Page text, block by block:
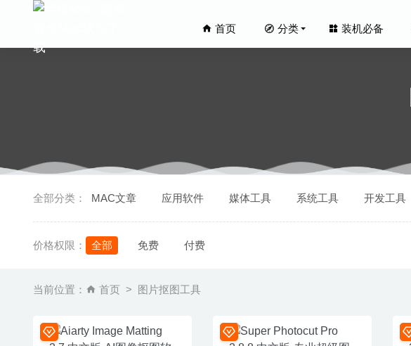
首页 分类 装机必备
全部分类： MAC文章 应用软件 媒体工具 系统工具 开发工具
价格权限： 全部 免费 付费
当前位置： 首页 图片抠图工具